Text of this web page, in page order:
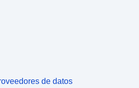
de datos